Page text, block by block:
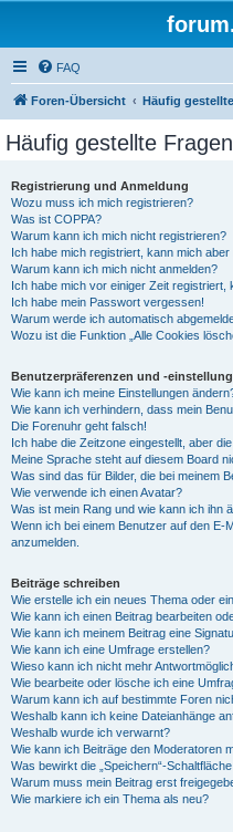
FAQ
Foren-Übersicht Häufig
Häufig gestellte Fragen
Registrierung und Anmeldung
Wozu muss ich mich registrieren?
Was ist COPPA?
Warum kann ich mich nicht registrieren?
Ich habe mich registriert, kann mich aber
Warum kann ich mich nicht anmelden?
Ich habe mich vor einiger Zeit registriert,
Ich habe mein Passwort vergessen!
Warum werde ich automatisch
Wozu ist die Funktion „Alle Cookies
Benutzerpräferenzen und -
Wie kann ich meine Einstellungen
Wie kann ich verhindern, dass mein
Die Forenuhr geht falsch!
Ich habe die Zeitzone eingestellt, aber
Meine Sprache steht auf diesem Board
Was sind das für Bilder, die bei meinem
Wie verwende ich einen Avatar?
Was ist mein Rang und wie kann ich ihn
Wenn ich bei einem Benutzer auf den
anzumelden.
Beiträge schreiben
Wie erstelle ich ein neues Thema oder
Wie kann ich einen Beitrag bearbeiten
Wie kann ich meinem Beitrag eine
Wie kann ich eine Umfrage erstellen?
Wieso kann ich nicht mehr
Wie bearbeite oder lösche ich eine
Warum kann ich auf bestimmte Foren
Weshalb kann ich keine Dateianhänge
Weshalb wurde ich verwarnt?
Wie kann ich Beiträge den Moderatoren
Was bewirkt die „Speichern“-
Warum muss mein Beitrag erst
Wie markiere ich ein Thema als neu?